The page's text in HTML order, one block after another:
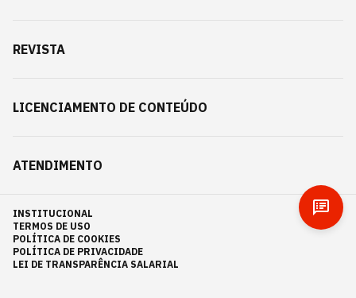
REVISTA
LICENCIAMENTO DE CONTEÚDO
ATENDIMENTO
INSTITUCIONAL
TERMOS DE USO
POLÍTICA DE COOKIES
POLÍTICA DE PRIVACIDADE
LEI DE TRANSPARÊNCIA SALARIAL